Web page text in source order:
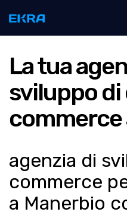
La tua
sviluppo di
commerce
agenzia di
commerce
a Manerbio